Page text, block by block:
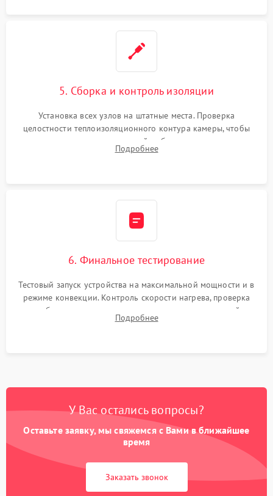
5. Сборка и контроль изоляции
Установка всех узлов на штатные места. Проверка
целостности теплоизоляционного контура камеры, чтобы
исключить перегрев кухонной мебели и потерю тепла.
Надежная фиксация клемм и сборка корпуса шкафа.
Подробнее
6. Финальное тестирование
Тестовый запуск устройства на максимальной мощности и в
режиме конвекции. Контроль скорости нагрева, проверка
срабатывания термостата при достижении заданной
температуры и тест на отсутствие утечек тока.
Подробнее
У Вас остались вопросы?
Оставьте заявку, мы свяжемся с Вами в ближайшее
время
Заказать звонок